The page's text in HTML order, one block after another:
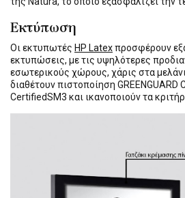
Εκτύπωση
Οι εκτυπωτές HP Latexπροσφέρουν
εκτυπώσεις, με τις υψηλότερες
εσωτερικούς χώρους, χάρις στα
διαθέτουν πιστοποίηση GREENGUARD
CertifiedSM3 και ικανοποιούν τα